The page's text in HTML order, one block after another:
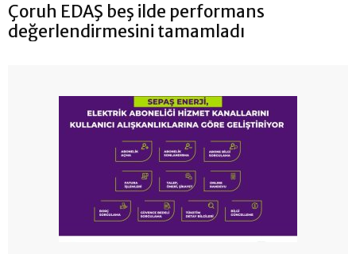
Çoruh EDAŞ beş ilde performans
değerlendirmesini tamamladı